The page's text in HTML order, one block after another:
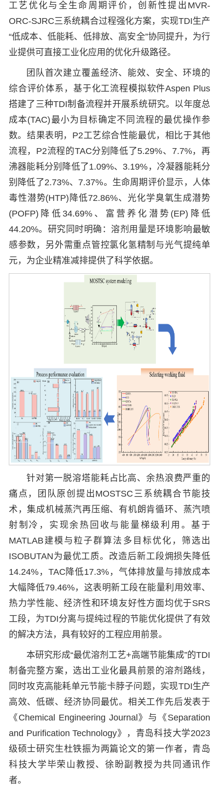
工艺优化与全生命周期评价，创新性提出MVR-
ORC-SJRC三系统耦合过程强化方案，实现TDI生产
“低成本、低能耗、低排放、高安全”协同提升，为行
业提供可直接工业化应用的优化升级路径。
团队首次建立覆盖经济、能效、安全、环境的
综合评价体系，基于化工流程模拟软件Aspen Plus
搭建了三种TDI制备流程并开展系统研究。以年度总
成本(TAC)最小为目标确定不同流程的最优操作参
数。结果表明，P2工艺综合性能最优，相比于其他
流程，P2流程的TAC分别降低了5.29%、7.7%，再
沸器能耗分别降低了1.09%、3.19%，冷凝器能耗分
别降低了2.73%、7.37%。生命周期评价显示，人体
毒性潜势(HTP)降低72.86%、光化学臭氧生成潜势
(POFP)降低34.69%、富营养化潜势(EP)降低
44.20%。研究同时明确：溶剂用量是环境影响最敏
感参数，另外需重点管控氯化氢精制与光气提纯单
元，为企业精准减排提供了科学依据。
针对第一脱溶塔能耗占比高、余热浪费严重的
痛点，团队原创提出MOSTSC三系统耦合节能技
术，集成机械蒸汽再压缩、有机朗肯循环、蒸汽喷
射制冷，实现余热回收与能量梯级利用。基于
MATLAB建模与粒子群算法多目标优化，筛选出
ISOBUTAN为最优工质。改造后新工段㶲损失降低
14.24%，TAC降低17.3%，气体排放量与排放成本
大幅降低79.46%，这表明新工段在能量利用效率、
热力学性能、经济性和环境友好性方面均优于SRS
工段，为TDI分离与提纯过程的节能优化提供了有效
的解决方法，具有较好的工程应用前景。
本研究形成“最优溶剂工艺+高端节能集成”的TDI
制备完整方案，选出工业化最具前景的溶剂路线，
同时攻克高能耗单元节能卡脖子问题，实现TDI生产
高效、低碳、经济协同最优。相关工作先后发表于
《Chemical Engineering Journal》与《Separation
and Purification Technology》，青岛科技大学2023
级硕士研究生杜铁振为两篇论文的第一作者，青岛
科技大学毕荣山教授、徐盼副教授为共同通讯作
者。